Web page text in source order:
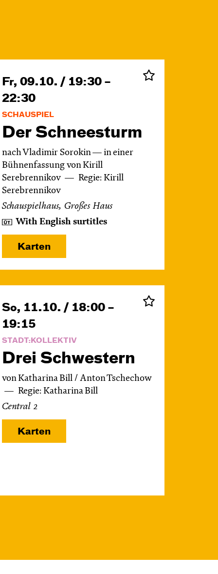
Fr, 09.10. / 19:30 –
22:30
SCHAUSPIEL
Der Schnee­sturm
nach Vladimir Sorokin — in einer
Bühnenfassung von Kirill
Serebrennikov
Regie: Kirill
Serebrennikov
Schauspielhaus, Großes Haus
With English surtitles
Karten
So, 11.10. / 18:00 –
19:15
STADT:KOLLEKTIV
Drei Schwestern
von Katharina Bill / Anton Tschechow
Regie: Katharina Bill
Central 2
Karten